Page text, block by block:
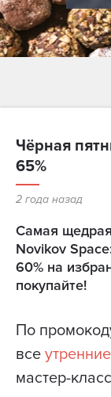
Чёрная
65%
2 года назад
Самая
Novikov
60% на
покупайте!
По
все
мастер-